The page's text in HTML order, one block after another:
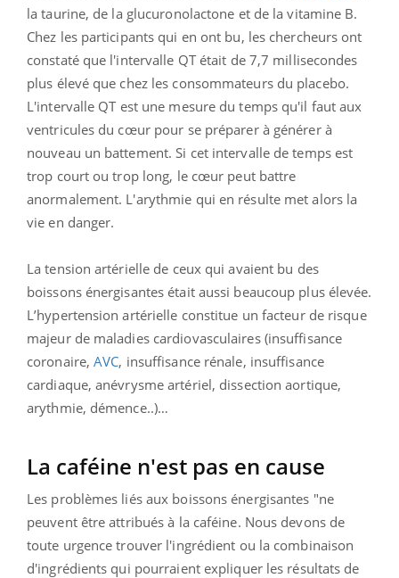
la taurine, de la glucuronolactone et de la vitamine B.
Chez les participants qui en ont bu, les chercheurs ont
constaté que l'intervalle QT était de 7,7 millisecondes
plus élevé que chez les consommateurs du placebo.
L'intervalle QT est une mesure du temps qu'il faut aux
ventricules du cœur pour se préparer à générer à
nouveau un battement. Si cet intervalle de temps est
trop court ou trop long, le cœur peut battre
anormalement. L'arythmie qui en résulte met alors la
vie en danger.
La tension artérielle de ceux qui avaient bu des
boissons énergisantes était aussi beaucoup plus élevée.
L’hypertension artérielle constitue un facteur de risque
majeur de maladies cardiovasculaires (insuffisance
coronaire,AVC, insuffisance rénale, insuffisance
cardiaque, anévrysme artériel, dissection aortique,
arythmie, démence..)…
La caféine n'est pas en cause
Les problèmes liés aux boissons énergisantes "ne
peuvent être attribués à la caféine. Nous devons de
toute urgence trouver l'ingrédient ou la combinaison
d'ingrédients qui pourraient expliquer les résultats de